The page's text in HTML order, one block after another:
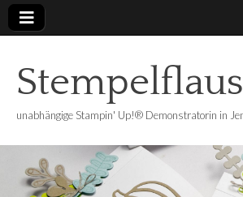
unabhängige Stampin' Up!® Demonstratorin in